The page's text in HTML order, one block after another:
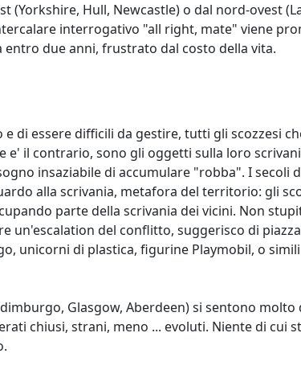
(Yorkshire, Hull, Newcastle) o dal nord-ovest
interrogativo "all right, mate" viene
due anni, frustrato dal costo della vita.
di essere difficili da gestire, tutti gli scozzesi
e' il contrario, sono gli oggetti sulla loro
insaziabile di accumulare "robba". I
alla scrivania, metafora del territorio: gli
parte della scrivania dei vicini. Non
un'escalation del conflitto, suggerisco di
unicorni di plastica, figurine Playmobil, o
Glasgow, Aberdeen) si sentono
chiusi, strani, meno ... evoluti. Niente di